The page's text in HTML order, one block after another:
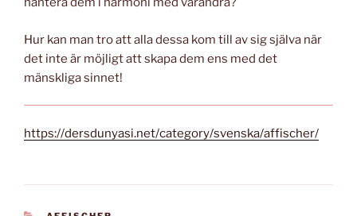
Hur kan man tro att alla dessa kom till av sig själva när
det inte är möjligt att skapa dem ens med det
mänskliga sinnet!
https://dersdunyasi.net/category/svenska/affischer/